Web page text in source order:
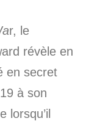
r, le
révèle en
en secret
à son
lorsqu’il